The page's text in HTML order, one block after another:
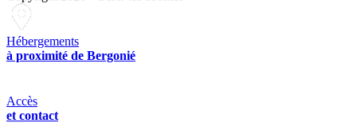
Hébergements
à proximité de Bergonié
Accès
et contact